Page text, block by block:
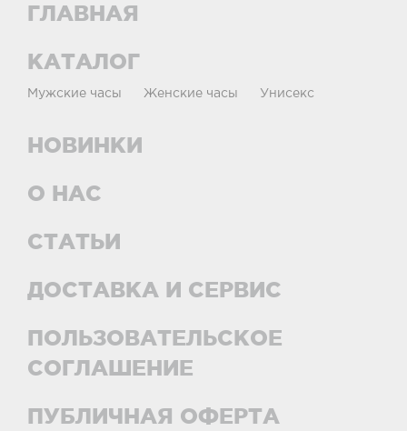
ГЛАВНАЯ
КАТАЛОГ
Мужские часы Женские часы Унисекс
НОВИНКИ
О НАС
СТАТЬИ
ДОСТАВКА И СЕРВИС
ПОЛЬЗОВАТЕЛЬСКОЕ
СОГЛАШЕНИЕ
ПУБЛИЧНАЯ ОФЕРТА